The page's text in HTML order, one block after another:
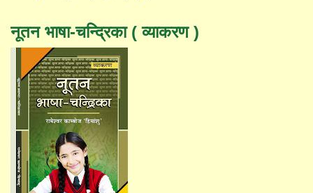
नूतन भाषा-चन्द्रिका ( व्याकरण )